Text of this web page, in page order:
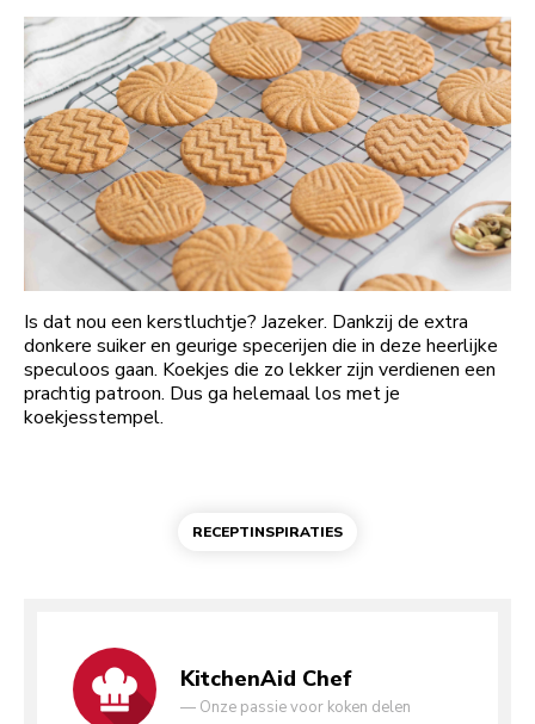
Is dat nou een kerstluchtje? Jazeker. Dankzij de extra
donkere suiker en geurige specerijen die in deze heerlijke
speculoos gaan. Koekjes die zo lekker zijn verdienen een
prachtig patroon. Dus ga helemaal los met je
koekjesstempel.
RECEPTINSPIRATIES
KitchenAid Chef
— Onze passie voor koken delen